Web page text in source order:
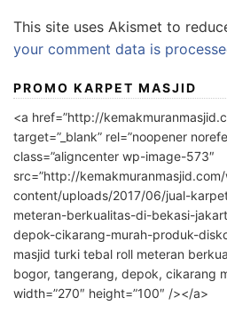
This site uses Akismet to
your comment data is
PROMO KARPET MASJID
<a href=”http://
target=”_blank” rel=”noopener
class=”aligncenter wp-image-573″
src=”http://
content/uploads/2017/06/jual-
meteran-berkualitas-di-bekasi-
depok-cikarang-murah-produk-
masjid turki tebal roll meteran
bogor, tangerang, depok, cikarang
width=”270″ height=”100″ /></a>